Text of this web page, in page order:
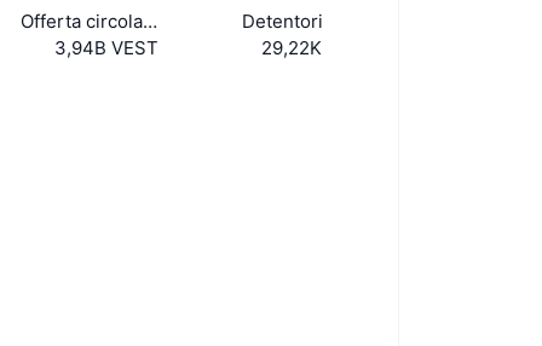
Offerta circolante
3,94B VEST
Detentori
29,22K